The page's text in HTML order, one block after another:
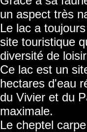
un aspect très
Le lac a
site touristique
diversité de
Ce lac est un
hectares d'eau
du Vivier et du
maximale.
Le cheptel